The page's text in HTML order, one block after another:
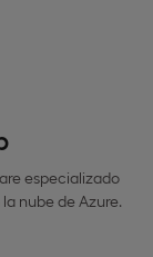
especializado
nube de Azure.